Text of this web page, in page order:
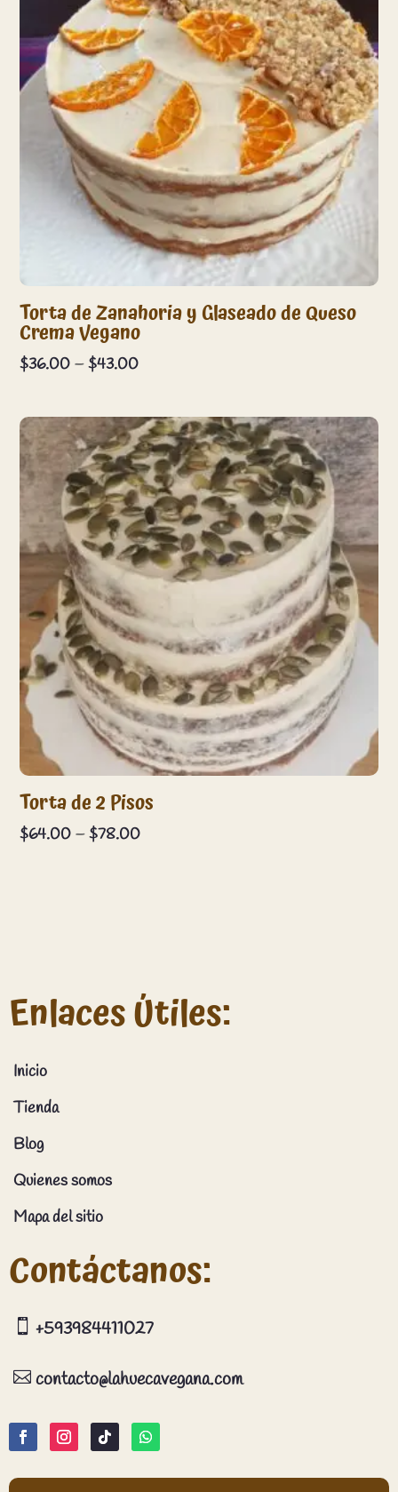
Torta de Zanahoria y Glaseado de Queso
Crema Vegano
$36.00 –$43.00Price
through
$43.00
Torta de 2 Pisos
$64.00 –$78.00Price
Enlaces Útiles:
Inicio
Tienda
Blog
Quienes somos
Mapa del sitio
Contáctanos:
 +593984411027
 contacto@lahuecavegana.com